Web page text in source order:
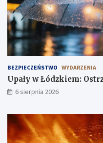
a
!
r
a
d
o
ś
c
i
!
BEZPIECZEŃSTWO WYDARZENIA
Upały w Łódzkiem:
6 sierpnia 2026